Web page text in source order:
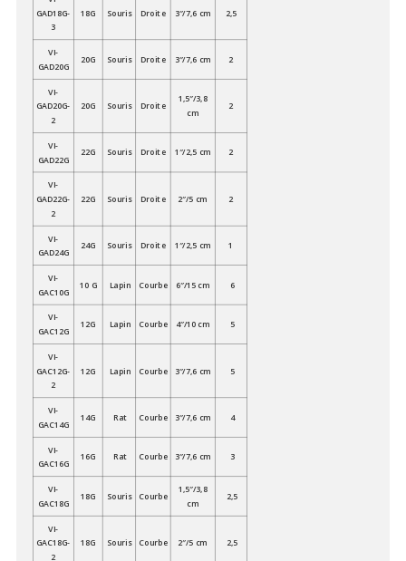
GAD18G-
3
18G Souris Droite 3″/7,6 cm 2,5
VI-
GAD20G
20G Souris Droite 3″/7,6 cm 2
VI-
GAD20G-
2
20G Souris Droite
1,5″/3,8
cm
2
VI-
GAD22G
22G Souris Droite 1″/2,5 cm 2
VI-
GAD22G-
2
22G Souris Droite 2″/5 cm 2
VI-
GAD24G
24G Souris Droite 1″/2,5 cm 1
VI-
GAC10G
10 G Lapin Courbe 6″/15 cm 6
VI-
GAC12G
12G Lapin Courbe 4″/10 cm 5
VI-
GAC12G-
2
12G Lapin Courbe 3″/7,6 cm 5
VI-
GAC14G
14G Rat Courbe 3″/7,6 cm 4
VI-
GAC16G
16G Rat Courbe 3″/7,6 cm 3
VI-
GAC18G
18G Souris Courbe
1,5″/3,8
cm
2,5
VI-
GAC18G-
2
18G Souris Courbe 2″/5 cm 2,5